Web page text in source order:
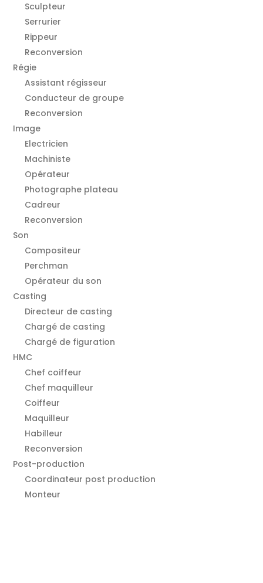
Sculpteur
Serrurier
Rippeur
Reconversion
Régie
Assistant régisseur
Conducteur de groupe
Reconversion
Image
Electricien
Machiniste
Opérateur
Photographe plateau
Cadreur
Reconversion
Son
Compositeur
Perchman
Opérateur du son
Casting
Directeur de casting
Chargé de casting
Chargé de figuration
HMC
Chef coiffeur
Chef maquilleur
Coiffeur
Maquilleur
Habilleur
Reconversion
Post-production
Coordinateur post production
Monteur